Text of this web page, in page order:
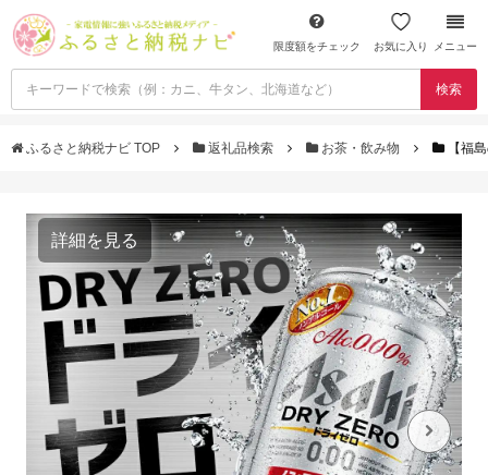
限度額をチェック お気に入り メニュー
検索
ふるさと納税ナビ TOP 返礼品検索 お茶・飲み物 【福
詳細を見る